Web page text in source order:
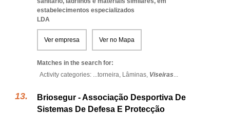
estabelecimentos especializados
LDA
Ver empresa Ver no Mapa
Matches in the search for:
Activity categories: ...torneira, Lâminas, Viseiras...
Briosegur - Associação Desportiva De
Sistemas De Defesa E Protecção